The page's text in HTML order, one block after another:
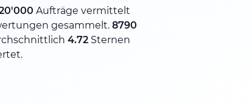
Aufträge vermittelt
gesammelt. 8790
4.72Sternen